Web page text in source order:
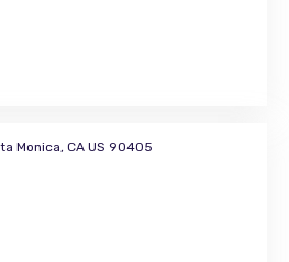
Monica, CA US 90405